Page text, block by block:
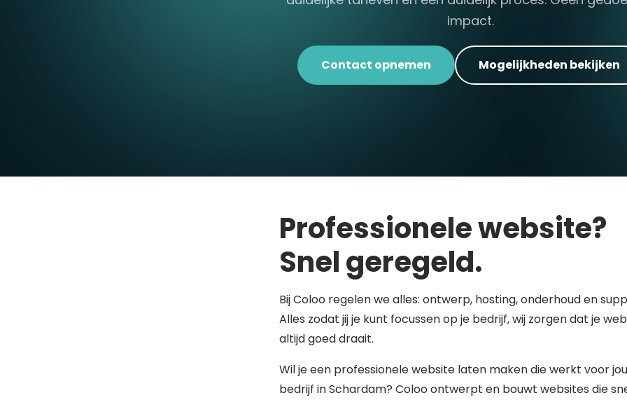
impact.
Contact opnemen Mogelijkheden bekijken
Professionele website?
Snel geregeld.
Bij Coloo regelen we alles: ontwerp, hosting, onderhoud en
Alles zodat jij je kunt focussen op je bedrijf, wij zorgen dat je
altijd goed draait.
Wil je een professionele website laten maken die werkt voor
bedrijf in Schardam? Coloo ontwerpt en bouwt websites die